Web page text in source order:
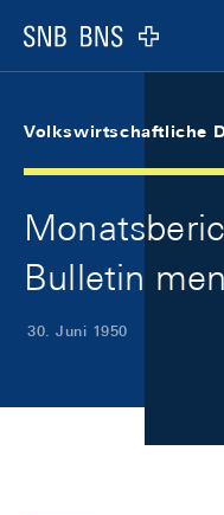
Logo
Volkswirtschaftliche
Bulletin
30. Juni 1950